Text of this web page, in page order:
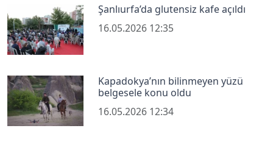
Şanlıurfa’da glutensiz kafe açıldı
16.05.2026 12:35
Kapadokya’nın bilinmeyen yüzü
belgesele konu oldu
16.05.2026 12:34